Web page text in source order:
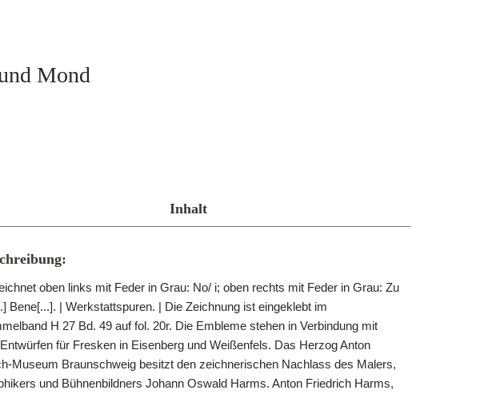
Mond
Inhalt
oben links mit Feder in Grau: No/ i; oben rechts mit Feder in Grau: Zu
Bene[...]. | Werkstattspuren. | Die Zeichnung ist eingeklebt im
H 27 Bd. 49 auf fol. 20r. Die Embleme stehen in Verbindung mit
für Fresken in Eisenberg und Weißenfels. Das Herzog Anton
Museum Braunschweig besitzt den zeichnerischen Nachlass des Malers,
und Bühnenbildners Johann Oswald Harms. Anton Friedrich Harms,